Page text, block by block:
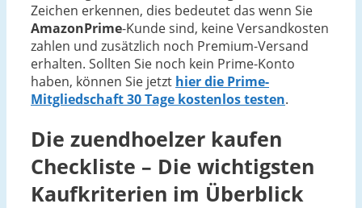
Zeichen erkennen, dies bedeutet das wenn Sie
AmazonPrime-Kunde sind, keine Versandkosten
zahlen und zusätzlich noch Premium-Versand
erhalten. Sollten Sie noch kein Prime-Konto
haben, können Sie jetzt hier die Prime-
Mitgliedschaft 30 Tage kostenlos testen.
Die zuendhoelzer kaufen
Checkliste – Die wichtigsten
Kaufkriterien im Überblick